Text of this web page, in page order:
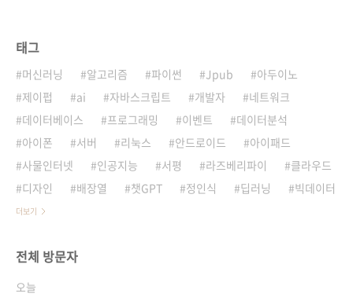
태그
머신러닝 알고리즘 파이썬 Jpub
아두이노
제이펍
ai 자바스크립트 개발자
네트워크
데이터베이스
프로그래밍 이벤트
데이터분석
아이폰
서버 리눅스 안드로이드
아이패드
사물인터넷
인공지능 서평 라즈베리파이
클라우드
디자인
배장열 챗GPT 정인식 딥러닝 빅데이터
더보기
전체 방문자
오늘